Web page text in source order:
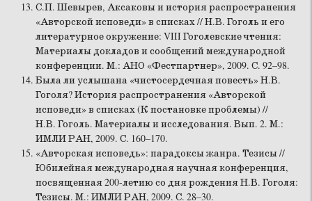
С.П. Шевырев, Аксаковы и история распространения
«Авторской исповеди» в списках // Н.В. Гоголь и его
литературное окружение: VIII Гоголевские чтения:
Материалы докладов и сообщений международной
конференции. М.: АНО «Фестпартнер», 2009. С. 92–98.
Была ли услышана «чистосердечная повесть» Н.В.
Гоголя? История распространения «Авторской
исповеди» в списках (К постановке проблемы) //
Н.В. Гоголь. Материалы и исследования. Вып. 2. М.:
ИМЛИ РАН, 2009. С. 160–170.
«Авторская исповедь»: парадоксы жанра. Тезисы //
Юбилейная международная научная конференция,
посвященная 200-летию со дня рождения Н.В. Гоголя:
Тезисы. М.: ИМЛИ РАН, 2009. С. 28–30.